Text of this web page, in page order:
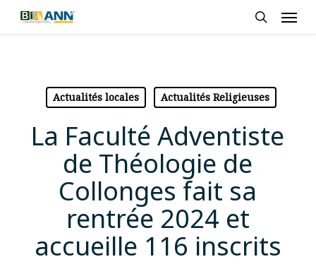
Skip
Actualités locales Actualités Religieuses
La Faculté Adventiste
de Théologie de
Collonges fait sa
rentrée 2024 et
accueille 116 inscrits